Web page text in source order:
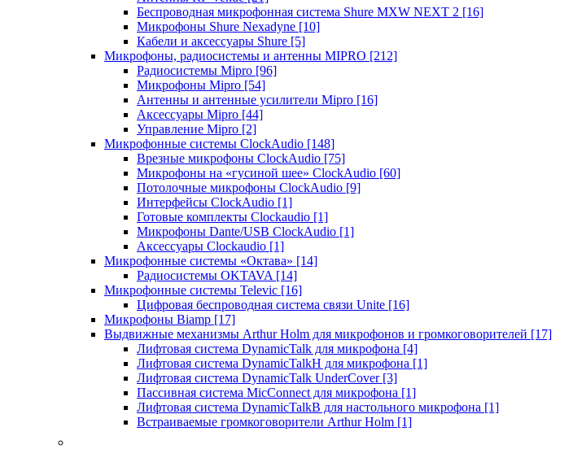
Беспроводная микрофонная система Shure MXW NEXT 2 [16]
Микрофоны Shure Nexadyne [10]
Кабели и аксессуары Shure [5]
Микрофоны, радиосистемы и антенны MIPRO [212]
Радиосистемы Mipro [96]
Микрофоны Mipro [54]
Антенны и антенные усилители Mipro [16]
Аксессуары Mipro [44]
Управление Mipro [2]
Микрофонные системы ClockAudio [148]
Врезные микрофоны ClockAudio [75]
Микрофоны на «гусиной шее» ClockAudio [60]
Потолочные микрофоны ClockAudio [9]
Интерфейсы ClockAudio [1]
Готовые комплекты Clockaudio [1]
Микрофоны Dante/USB ClockAudio [1]
Аксессуары Clockaudio [1]
Микрофонные системы «Октава» [14]
Радиосистемы OKTAVA [14]
Микрофонные системы Televic [16]
Цифровая беспроводная система связи Unite [16]
Микрофоны Biamp [17]
Выдвижные механизмы Arthur Holm для микрофонов и громкоговорителей [17]
Лифтовая система DynamicTalk для микрофона [4]
Лифтовая система DynamicTalkH для микрофона [1]
Лифтовая система DynamicTalk UnderCover [3]
Пассивная система MicConnect для микрофона [1]
Лифтовая система DynamicTalkB для настольного микрофона [1]
Встраиваемые громкоговорители Arthur Holm [1]